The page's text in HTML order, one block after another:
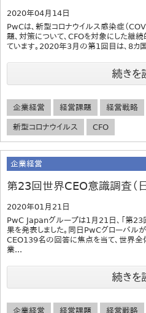
2020年04月14日
PwCは、新型コロナウイルス感染症（
題、対策について、CFOを対象にした継
ています。2020年3月の第1回目は、8
続きを
企業経営 経営課題 経営戦略
新型コロナウイルス CFO
企業経営
第23回世界CEO意識調査（
2020年01月21日
PwC Japanグループは1月21日、「第
果を発表しました。同日PwCグローバル
CEO139名の回答に焦点を当て、世界全
業...
続きを
企業経営 経営課題 経営戦略